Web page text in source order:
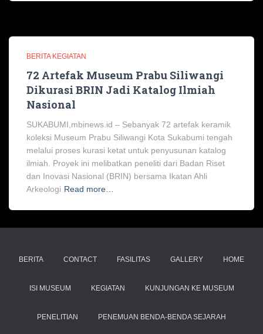
BERITA KEGIATAN
72 Artefak Museum Prabu Siliwangi
Dikurasi BRIN Jadi Katalog Ilmiah
Nasional
SUKABUMI,mbinews.id – Sebanyak 72 artefak keramik
koleksi Museum Prabu Siliwangi Kota Sukabumi tengah
melalui proses kurasi ketat untuk penyusunan katalog
ilmiah. Proyek ini melibatkan peneliti dari Badan Riset
dan Inovasi Nasional (BRIN) bersama Ikatan Ahli
Arkeologi Read more…
BERITA CONTACT FASILITAS GALLERY HOME
ISI MUSEUM KEGIATAN KUNJUNGAN KE MUSEUM
PENELITIAN PENEMUAN BENDA-BENDA SEJARAH